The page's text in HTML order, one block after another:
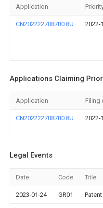
Application
CN202222708780.8U 2022-
Applications Claiming
Application Filing
CN202222708780.8U 2022-
Legal Events
Date Code Title
2023-01-24 GR01